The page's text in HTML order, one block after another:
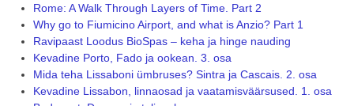
Rome: A Walk Through Layers of Time. Part 2
Why go to Fiumicino Airport, and what is Anzio? Part 1
Ravipaast Loodus BioSpas – keha ja hinge nauding
Kevadine Porto, Fado ja ookean. 3. osa
Mida teha Lissaboni ümbruses? Sintra ja Cascais. 2. osa
Kevadine Lissabon, linnaosad ja vaatamisväärsused. 1. osa